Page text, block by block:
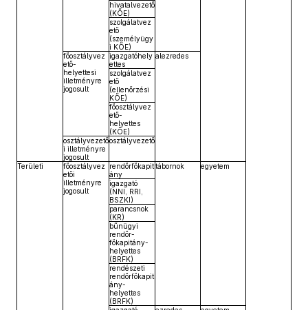
hivatalvezető
(KŐE)
szolgálatvez
ető
(személyügy
i KŐE)
főosztályvez
ető-
helyettesi
illetményre
jogosult
igazgatóhely
ettes
alezredes
szolgálatvez
ető
(ellenőrzési
KŐE)
főosztályvez
ető-
helyettes
(KŐE)
osztályvezető
i illetményre
jogosult
osztályvezető
Területi
főosztályvez
etői
illetményre
jogosult
rendőrfőkapit
ány
tábornok egyetem
igazgató
(NNI, RRI,
BSZKI)
parancsnok
(KR)
bűnügyi
rendőr-
főkapitány-
helyettes
(BRFK)
rendészeti
rendőrfőkapit
ány-
helyettes
(BRFK)